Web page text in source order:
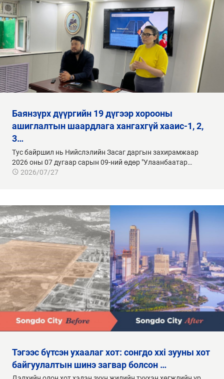
баянзүрх дүүргийн 19 дүгээр хорооны
ашиглалтын шаардлага хангахгүй хааис-1, 2,
3…
Тус байршил нь Нийслэлийн Засаг даргын захирамжаар
2026 оны 07 дугаар сарын 09-ний өдөр "Улаанбаатар…
2026/07/27
тэгээс бүтсэн ухаалаг хот: сонгдо xxi зууны хот
байгуулалтын шинэ загвар болсон …